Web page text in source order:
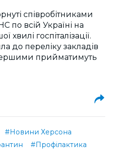
співробітниками
по всій Україні на
хвилі госпіталізації.
до переліку закладів
прийматимуть
#Новини Херсона
#Профілактика